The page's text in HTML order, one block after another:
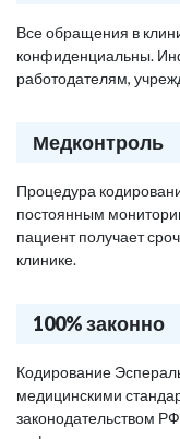
Все обращения в
конфиденциальны.
работодателям,
Медконтроль
Процедура
постоянным
пациент получает
клинике.
100% законно
Кодирование
медицинскими
законодательством